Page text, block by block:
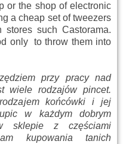
or the shop of electronic
a cheap set of tweezers
stores such Castorama.
only to throw them into
przy pracy nad
wiele rodzajów pincet.
końcówki i jej
w każdym dobrym
sklepie z częściami
kupowania tanich